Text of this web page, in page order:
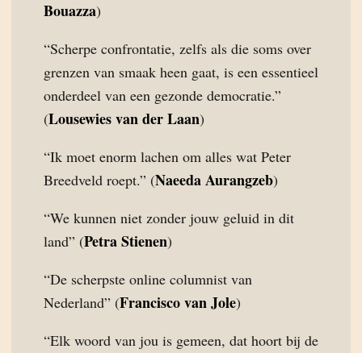
Bouazza)
“Scherpe confrontatie, zelfs als die soms over
grenzen van smaak heen gaat, is een essentieel
onderdeel van een gezonde democratie.”
(Lousewies van der Laan)
“Ik moet enorm lachen om alles wat Peter
Breedveld roept.” (Naeeda Aurangzeb)
“We kunnen niet zonder jouw geluid in dit
land” (Petra Stienen)
“De scherpste online columnist van
Nederland” (Francisco van Jole)
“Elk woord van jou is gemeen, dat hoort bij de